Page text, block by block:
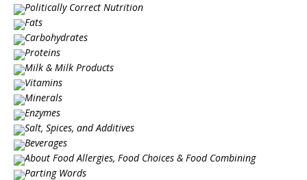
Politically Correct Nutrition
Fats
Carbohydrates
Proteins
Milk & Milk Products
Vitamins
Minerals
Enzymes
Salt, Spices, and Additives
Beverages
About Food Allergies, Food Choices & Food Combining
Parting Words